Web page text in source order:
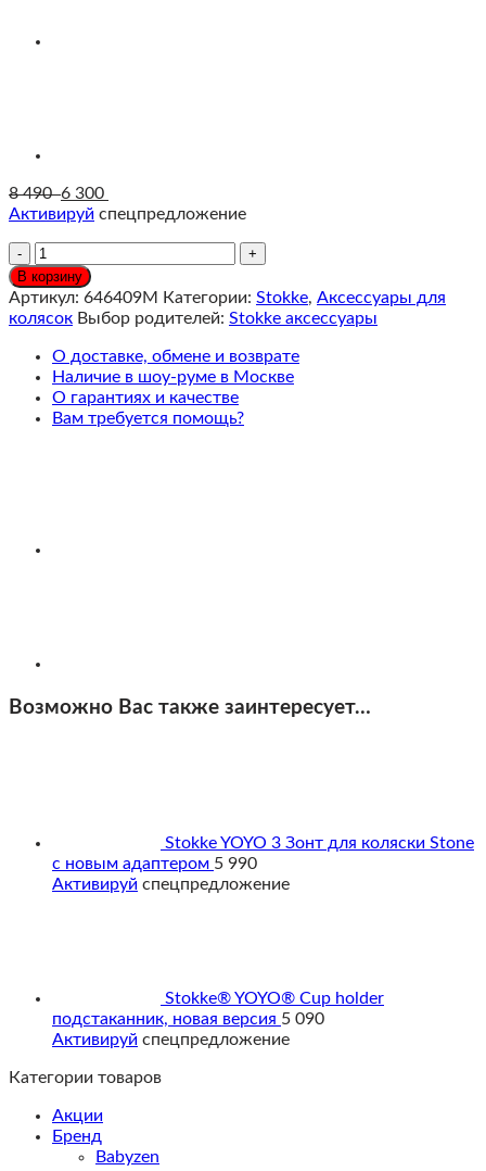
8 490 6 300
Активируй спецпредложение
Количество
Stokke
YOYO
Комплект
текстиля,
Aqua/NEW
Version
В корзину
Артикул: 646409M Категории: Stokke, Аксессуары для
колясок Выбор родителей: Stokke аксессуары
О доставке, обмене и возврате
Наличие в шоу-руме в Москве
О гарантиях и качестве
Вам требуется помощь?
Возможно Вас также заинтересует…
Stokke YOYO 3 Зонт для коляски Stone
с новым адаптером 5 990
Активируй спецпредложение
Stokke® YOYO® Cup holder
подстаканник, новая версия 5 090
Активируй спецпредложение
Категории товаров
Акции
Бренд
Babyzen